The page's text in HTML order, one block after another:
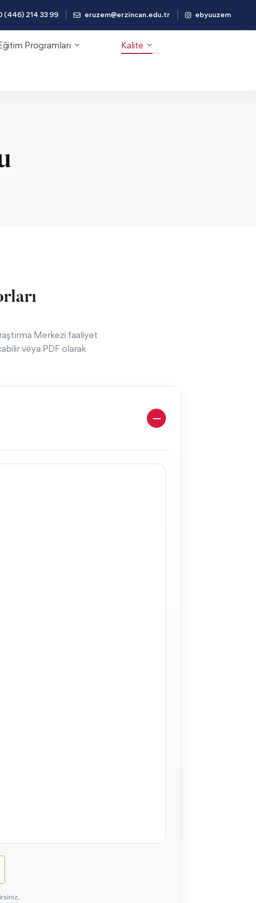
(446) 214 33 99 eruzem@erzincan.edu.tr ebyuuzem
Programları Kalite
Merkezi faaliyet
veya PDF olarak